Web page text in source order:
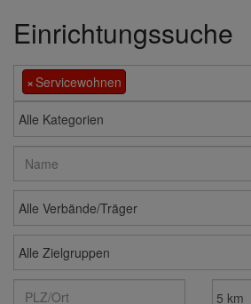
Einrichtungssuche
× Servicewohnen
Alle Kategorien
Alle Verbände/Träger
Alle Zielgruppen